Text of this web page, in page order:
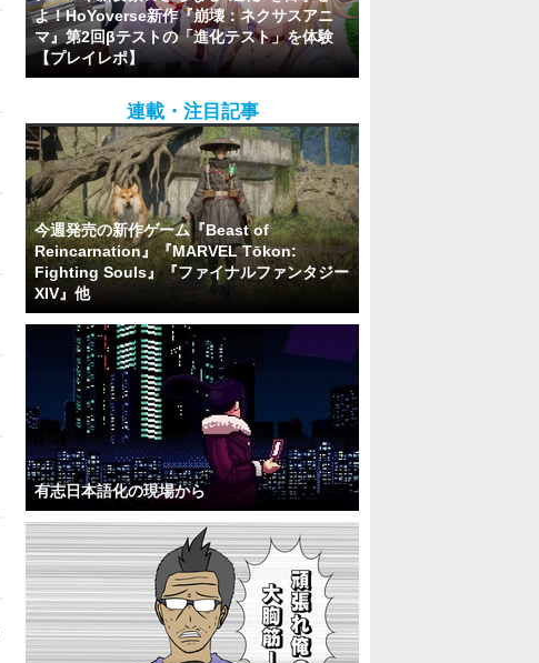
よ！HoYoverse新作『崩壊：ネクサスアニ
マ』第2回βテストの「進化テスト」を体験
【プレイレポ】
連載・注目記事
今週発売の新作ゲーム『Beast of
Reincarnation』『MARVEL Tōkon:
Fighting Souls』『ファイナルファンタジー
XIV』他
有志日本語化の現場から